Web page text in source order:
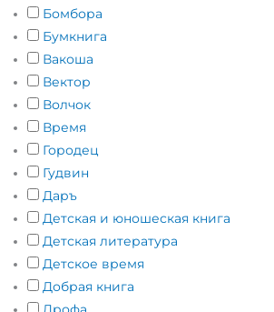
Бомбора
Бумкнига
Вакоша
Вектор
Волчок
Время
Городец
Гудвин
Даръ
Детская и юношеская книга
Детская литература
Детское время
Добрая книга